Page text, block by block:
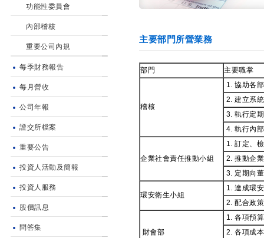
功能性委員會
內部稽核
重要公司內規
每季財務報告
每月營收
公司年報
證交所檔案
重要公告
投資人活動及簡報
投資人服務
股價訊息
問答集
主要部門所營業務
部門 主要職掌
稽核
1. 協助各
2. 建立系
3. 執行定
4. 執行內
企業社會責任推動小組
1. 訂定、
2. 推動企
3. 定期向
環安衛生小組
1. 達成環
2. 配合政
財會部
1. 各項預
2. 各項成